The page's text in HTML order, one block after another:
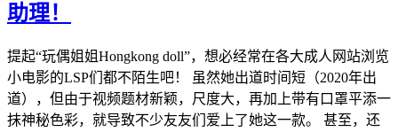
助理！
提起“玩偶姐姐Hongkong doll”，想必经常在各大成人网站浏览
小电影的LSP们都不陌生吧！ 虽然她出道时间短（2020年出
道），但由于视频题材新颖，尺度大，再加上带有口罩平添一
抹神秘色彩，就导致不少友友们爱上了她这一款。 甚至，还